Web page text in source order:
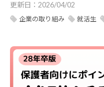
更新日： 2026/04/02
企業の取り組み 就活生